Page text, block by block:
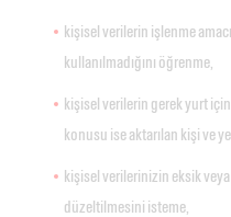
kişisel verilerin işlenme
kullanılmadığını öğrenme,
kişisel verilerin gerek yurt
konusu ise aktarılan kişi ve
kişisel verilerinizin eksik
düzeltilmesini isteme,